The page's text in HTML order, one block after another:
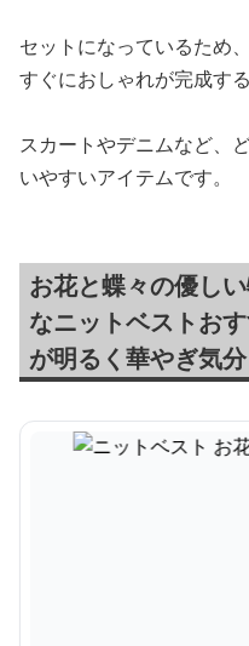
セットになっているため
すぐにおしゃれが完成す
スカートやデニムなど、
いやすいアイテムです。
お花と蝶々の優し
なニットベストお
が明るく華やぎ気